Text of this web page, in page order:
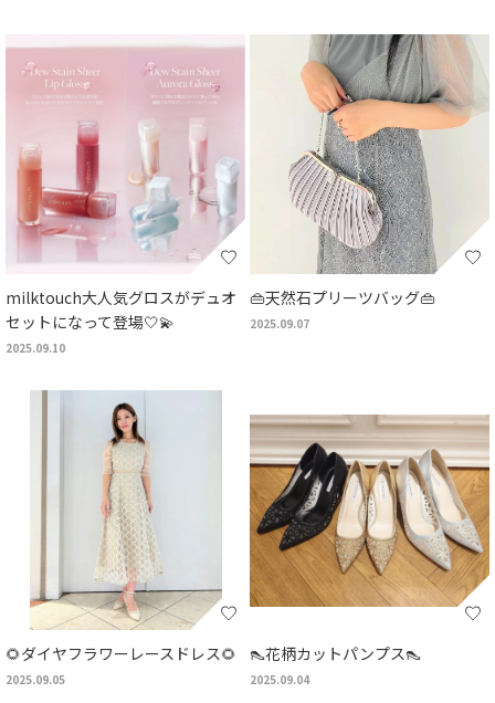
milktouch大人気グロスがデュオ
セットになって登場🤍💫
2025.09.10
👜天然石プリーツバッグ👜
2025.09.07
🌻ダイヤフラワーレースドレス🌻
2025.09.05
👠花柄カットパンプス👠
2025.09.04